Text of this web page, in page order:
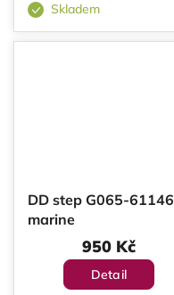
Skladem
DD step G065-61146
marine
950 Kč
Detail